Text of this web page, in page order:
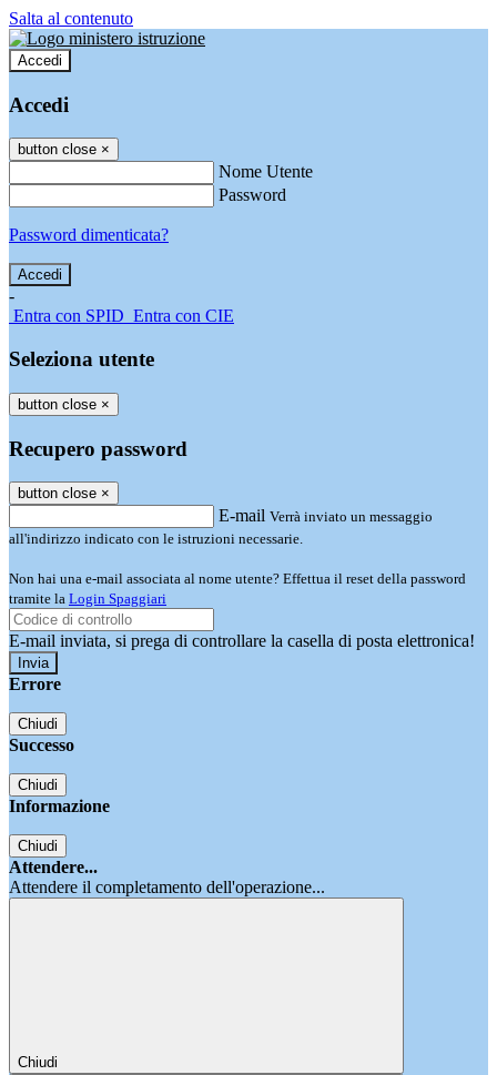
Salta al contenuto
Accedi
Accedi
button close ×
Nome Utente
Password
Password dimenticata?
-
Entra con SPID Entra con CIE
Seleziona utente
button close ×
Recupero password
button close ×
E-mail Verrà inviato un messaggio
all'indirizzo indicato con le istruzioni necessarie.
Non hai una e-mail associata al nome utente? Effettua il reset della password
tramite la Login Spaggiari
E-mail inviata, si prega di controllare la casella di posta elettronica!
Errore
Chiudi
Successo
Chiudi
Informazione
Chiudi
Attendere...
Attendere il completamento dell'operazione...
Chiudi